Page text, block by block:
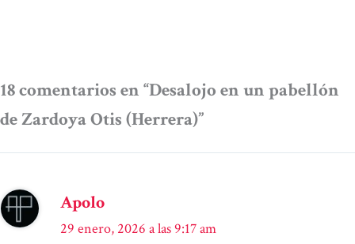
18 comentarios en “Desalojo en un pabellón
de Zardoya Otis (Herrera)”
Apolo
29 enero, 2026 a las 9:17 am